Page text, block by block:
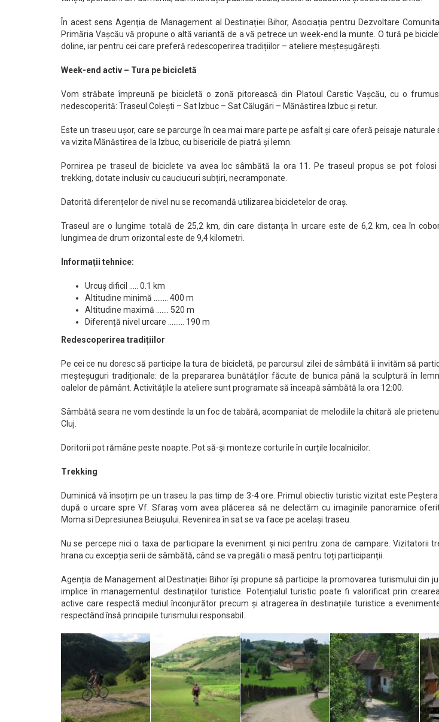
În acest sens Agenția de Management al Destinației Bihor, Asociația pentru Dezvoltare
Primăria Vașcău vă propune o altă variantă de a vă petrece un week-end la munte. O tură pe
doline, iar pentru cei care preferă redescoperirea tradițiilor – ateliere meșteșugărești.
Week-end activ – Tura pe bicicletă
Vom străbate împreună pe bicicletă o zonă pitorească din Platoul Carstic Vașcău, cu o
nedescoperită: Traseul Colești – Sat Izbuc – Sat Călugări – Mănăstirea Izbuc şi retur.
Este un traseu ușor, care se parcurge în cea mai mare parte pe asfalt și care oferă peisaje naturale
va vizita Mănăstirea de la Izbuc, cu bisericile de piatră și lemn.
Pornirea pe traseul de biciclete va avea loc sâmbătă la ora 11. Pe traseul propus se pot folosi
trekking, dotate inclusiv cu cauciucuri subțiri, necramponate.
Datorită diferențelor de nivel nu se recomandă utilizarea bicicletelor de oraș.
Traseul are o lungime totală de 25,2 km, din care distanța în urcare este de 6,2 km, cea în
lungimea de drum orizontal este de 9,4 kilometri.
Informații tehnice:
Urcuș dificil ….. 0.1 km
Altitudine minimă …….. 400 m
Altitudine maximă ……. 520 m
Diferență nivel urcare ……… 190 m
Redescoperirea tradițiilor
Pe cei ce nu doresc să participe la tura de bicicletă, pe parcursul zilei de sâmbătă îi invităm să
meșteșuguri tradiționale: de la prepararea bunătăților făcute de bunica până la sculptură în
oalelor de pământ. Activitățile la ateliere sunt programate să înceapă sâmbătă la ora 12:00.
Sâmbătă seara ne vom destinde la un foc de tabără, acompaniat de melodiile la chitară ale
Cluj.
Doritorii pot rămâne peste noapte. Pot să-și monteze corturile în curțile localnicilor.
Trekking
Duminică vă însoțim pe un traseu la pas timp de 3-4 ore. Primul obiectiv turistic vizitat este
după o urcare spre Vf. Sfaraș vom avea plăcerea să ne delectăm cu imaginile panoramice
Moma si Depresiunea Beiușului. Revenirea în sat se va face pe același traseu.
Nu se percepe nici o taxa de participare la eveniment și nici pentru zona de campare. Vizitatorii
hrana cu excepția serii de sâmbătă, când se va pregăti o masă pentru toți participanții.
Agenția de Management al Destinației Bihor își propune să participe la promovarea turismului din
implice în managementul destinațiilor turistice. Potențialul turistic poate fi valorificat prin
active care respectă mediul înconjurător precum și atragerea în destinațiile turistice a
respectând însă principiile turismului responsabil.